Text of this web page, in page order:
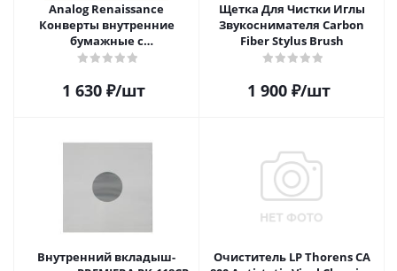
Analog Renaissance
Конверты внутренние
бумажные с
антистатическим пакетом
Audiophile Paper+Plastic (25
1 630₽/шт
Щетка Для Чистки Иглы
Звукоснимателя Carbon
Fiber Stylus Brush
1 900₽/шт
Внутренний вкладыш-
Очиститель LP Thorens CA